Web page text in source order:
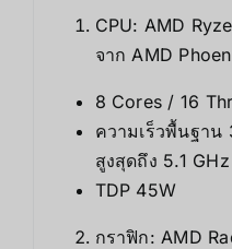
CPU: AMD
จาก AMD
8 Cores / 16
ความเร็วพื้นฐาน
สูงสุดถึง 5.1 GHz
TDP 45W
กราฟิก: AMD